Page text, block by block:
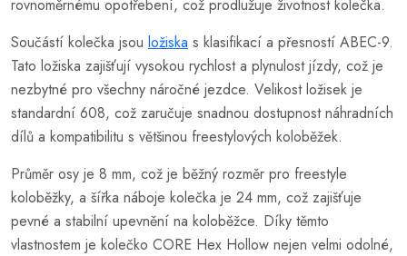
rovnoměrnému opotřebení, což prodlužuje životnost kolečka.
Součástí kolečka jsou ložiska s klasifikací a přesností ABEC-9.
Tato ložiska zajišťují vysokou rychlost a plynulost jízdy, což je
nezbytné pro všechny náročné jezdce. Velikost ložisek je
standardní 608, což zaručuje snadnou dostupnost náhradních
dílů a kompatibilitu s většinou freestylových koloběžek.
Průměr osy je 8 mm, což je běžný rozměr pro freestyle
koloběžky, a šířka náboje kolečka je 24 mm, což zajišťuje
pevné a stabilní upevnění na koloběžce. Díky těmto
vlastnostem je kolečko CORE Hex Hollow nejen velmi odolné,